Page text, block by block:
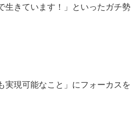
生きています！」といったガチ勢
実現可能なこと」にフォーカスを